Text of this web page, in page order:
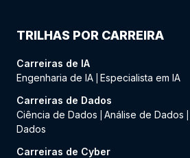
TRILHAS POR CARREIRA
Carreiras de IA
Engenharia de IA Especialista em IA
Carreiras de Dados
Ciência de Dados
Análise de Dados
Dados
Carreiras de Cyber